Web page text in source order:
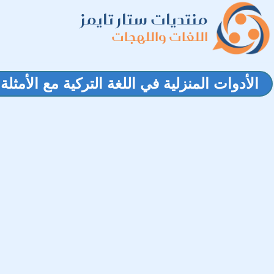
منتديات ستار تايمز
اللغات واللهجات
الأدوات المنزلية في اللغة التركية مع